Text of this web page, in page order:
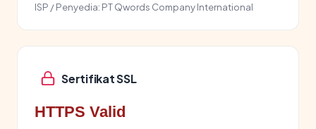
ISP / Penyedia: PT Qwords Company International
Sertifikat SSL
HTTPS Valid